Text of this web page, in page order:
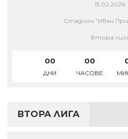
15.02.2026
Стадион "Иван
Втора
00
ДНИ
00
ЧАСОВЕ
ВТОРА ЛИГА